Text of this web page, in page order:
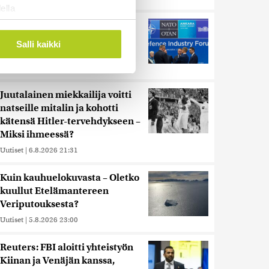
. Voit muuttaa
alan
tietoja muihin tietoihin, joita
siirtää ulkomaille.
Salli kaikki
vuosikymmenen jäljessä
Juutalainen miekkailija voitti
natseille mitalin ja kohotti
kätensä Hitler-tervehdykseen –
Miksi ihmeessä?
Uutiset | 6.8.2026 21:31
Kuin kauhuelokuvasta – Oletko
kuullut Etelämantereen
Veriputouksesta?
Uutiset | 5.8.2026 23:00
Reuters: FBI aloitti yhteistyön
Kiinan ja Venäjän kanssa,